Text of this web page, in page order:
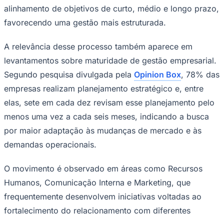
alinhamento de objetivos de curto, médio e longo prazo,
favorecendo uma gestão mais estruturada.
A relevância desse processo também aparece em
levantamentos sobre maturidade de gestão empresarial.
Segundo pesquisa divulgada pela Opinion Box, 78% das
empresas realizam planejamento estratégico e, entre
elas, sete em cada dez revisam esse planejamento pelo
menos uma vez a cada seis meses, indicando a busca
por maior adaptação às mudanças de mercado e às
demandas operacionais.
O movimento é observado em áreas como Recursos
Humanos, Comunicação Interna e Marketing, que
frequentemente desenvolvem iniciativas voltadas ao
fortalecimento do relacionamento com diferentes